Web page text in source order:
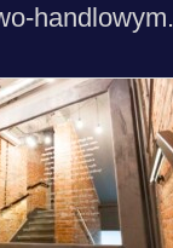
handlowym.